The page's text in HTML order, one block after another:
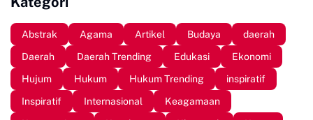
Abstrak Agama Artikel Budaya
daerah
Daerah
Daerah Trending Edukasi
Ekonomi
Hujum
Hukum Hukum Trending
inspiratif
Inspiratif
Internasional
Keagamaan